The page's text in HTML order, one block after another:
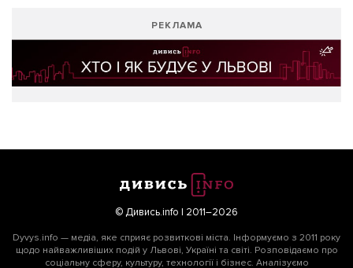
РЕКЛАМА
© Дивись.info | 2011–2026
Dyvys.info — медіа, яке сприяє розвиткові міста. Інформуємо з 2011 року
щодо найважливіших подій у Львові, Україні та світі. Розповідаємо про
соціальну сферу, культуру, технології і бізнес. Аналізуємо